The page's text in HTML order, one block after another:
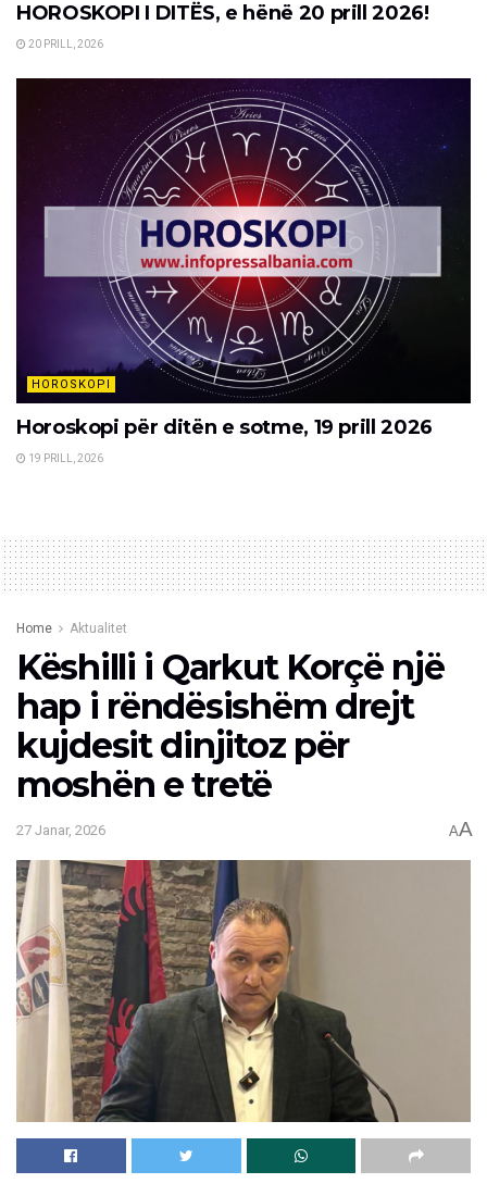
HOROSKOPI I DITËS, e hënë 20 prill 2026!
20 PRILL, 2026
HOROSKOPI
Horoskopi për ditën e sotme, 19 prill 2026
19 PRILL, 2026
Home Aktualitet
Këshilli i Qarkut Korçë një
hap i rëndësishëm drejt
kujdesit dinjitoz për
moshën e tretë
27 Janar, 2026 AA